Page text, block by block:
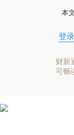
本
登录
财新
可畅